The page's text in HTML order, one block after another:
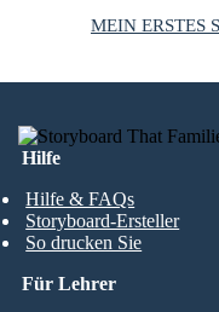
MEIN ERSTES
Hilfe
Hilfe & FAQs
Storyboard-Ersteller
So drucken Sie
Für Lehrer